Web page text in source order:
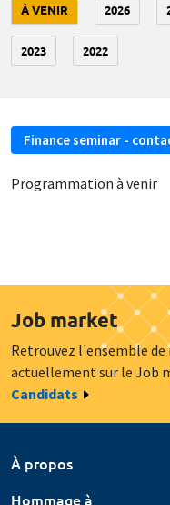
À VENIR 2026
2023 2022
Finance seminar -
Programmation à venir
Job market
Retrouvez l'ensemble
actuellement sur le Job
Candidats
À propos
Hommage à